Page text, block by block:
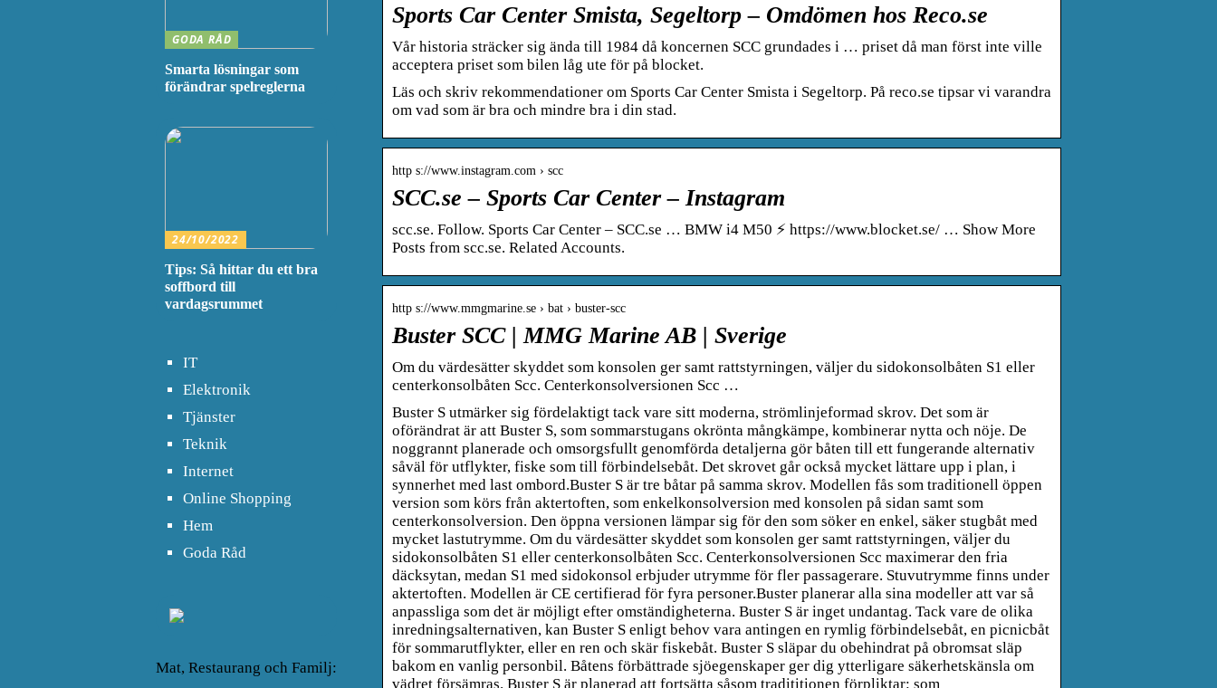
Sports Car Center Smista, Segeltorp – Omdömen hos Reco.se
Vår historia sträcker sig ända till 1984 då koncernen SCC grundades i … priset då man först inte ville
acceptera priset som bilen låg ute för på blocket.
Läs och skriv rekommendationer om Sports Car Center Smista i Segeltorp. På reco.se tipsar vi varandra
om vad som är bra och mindre bra i din stad.
http s://www.instagram.com › scc
SCC.se – Sports Car Center – Instagram
scc.se. Follow. Sports Car Center – SCC.se … BMW i4 M50 ⚡️ https://www.blocket.se/ … Show More
Posts from scc.se. Related Accounts.
http s://www.mmgmarine.se › bat › buster-scc
Buster SCC | MMG Marine AB | Sverige
Om du värdesätter skyddet som konsolen ger samt rattstyrningen, väljer du sidokonsolbåten S1 eller
centerkonsolbåten Scc. Centerkonsolversionen Scc …
Buster S utmärker sig fördelaktigt tack vare sitt moderna, strömlinjeformad skrov. Det som är
oförändrat är att Buster S, som sommarstugans okrönta mångkämpe, kombinerar nytta och nöje. De
noggrannt planerade och omsorgsfullt genomförda detaljerna gör båten till ett fungerande alternativ
såväl för utflykter, fiske som till förbindelsebåt. Det skrovet går också mycket lättare upp i plan, i
synnerhet med last ombord.Buster S är tre båtar på samma skrov. Modellen fås som traditionell öppen
version som körs från aktertoften, som enkelkonsolversion med konsolen på sidan samt som
centerkonsolversion. Den öppna versionen lämpar sig för den som söker en enkel, säker stugbåt med
mycket lastutrymme. Om du värdesätter skyddet som konsolen ger samt rattstyrningen, väljer du
sidokonsolbåten S1 eller centerkonsolbåten Scc. Centerkonsolversionen Scc maximerar den fria
däcksytan, medan S1 med sidokonsol erbjuder utrymme för fler passagerare. Stuvutrymme finns under
aktertoften. Modellen är CE certifierad för fyra personer.Buster planerar alla sina modeller att var så
anpassliga som det är möjligt efter omständigheterna. Buster S är inget undantag. Tack vare de olika
inredningsalternativen, kan Buster S enligt behov vara antingen en rymlig förbindelsebåt, en picnicbåt
för sommarutflykter, eller en ren och skär fiskebåt. Buster S släpar du obehindrat på obromsat släp
bakom en vanlig personbil. Båtens förbättrade sjöegenskaper ger dig ytterligare säkerhetskänsla om
vädret försämras. Buster S är planerad att fortsätta såsom tradititionen förpliktar: som
GODA RÅD
Smarta lösningar som
förändrar spelreglerna
24/10/2022
Tips: Så hittar du ett bra
soffbord till
vardagsrummet
IT
Elektronik
Tjänster
Teknik
Internet
Online Shopping
Hem
Goda Råd
Mat, Restaurang och Familj: